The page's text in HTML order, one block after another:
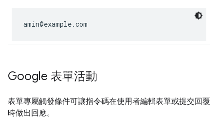
amin@example.com
Google 表單活動
表單專屬觸發條件可讓指令碼在使用者編輯表單或提交回覆
時做出回應。